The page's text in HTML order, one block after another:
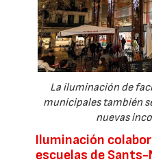
La iluminación de
municipales también
nuevas
Iluminación
escuelas de